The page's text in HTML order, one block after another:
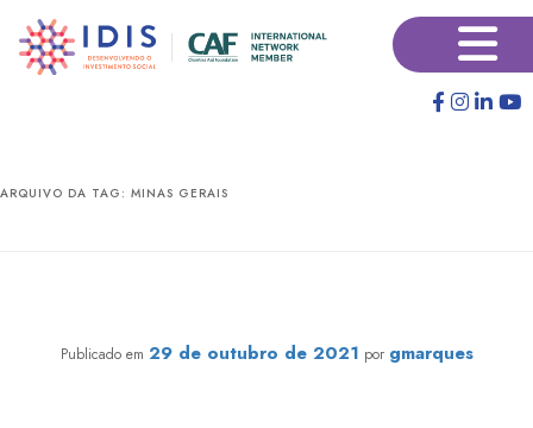
para
para
×
ARQUIVO DA TAG: MINAS GERAIS
Publicado em 29 de outubro de 2021 por gmarques